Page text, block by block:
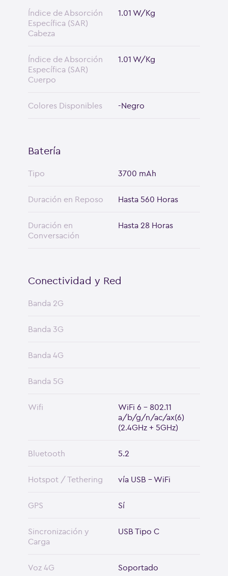
Índice de Absorción
Específica (SAR)
Cabeza
1.01 W/Kg
Índice de Absorción
Específica (SAR)
Cuerpo
1.01 W/Kg
Colores Disponibles -Negro
Batería
Tipo 3700 mAh
Duración en Reposo Hasta 560 Horas
Duración en
Conversación
Hasta 28 Horas
Conectividad y Red
Banda 2G
Banda 3G
Banda 4G
Banda 5G
Wifi
WiFi 6 - 802.11
a/b/g/n/ac/ax(6)
(2.4GHz + 5GHz)
Bluetooth 5.2
Hotspot / Tethering vía USB - WiFi
GPS Sí
Sincronización y
Carga
USB Tipo C
Voz 4G Soportado